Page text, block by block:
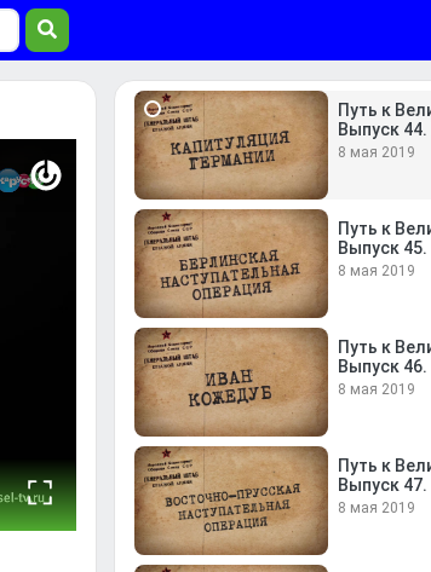
Путь к
Выпуск
Германии
8 мая 2019
Путь к
Выпуск
8 мая 2019
Путь к
Выпуск
8 мая 2019
Путь к
Выпуск
Прусская
8 мая 2019